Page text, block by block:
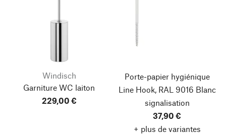
Windisch
Garniture WC laiton
229,00 €
Porte-papier hygiénique
Line Hook, RAL 9016 Blanc
signalisation
37,90 €
+ plus de variantes